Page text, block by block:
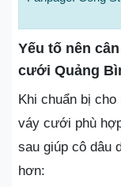
Yếu tố nên
cưới Quảng
Khi chuẩn bị
váy cưới phù
sau giúp cô dâu
hơn: